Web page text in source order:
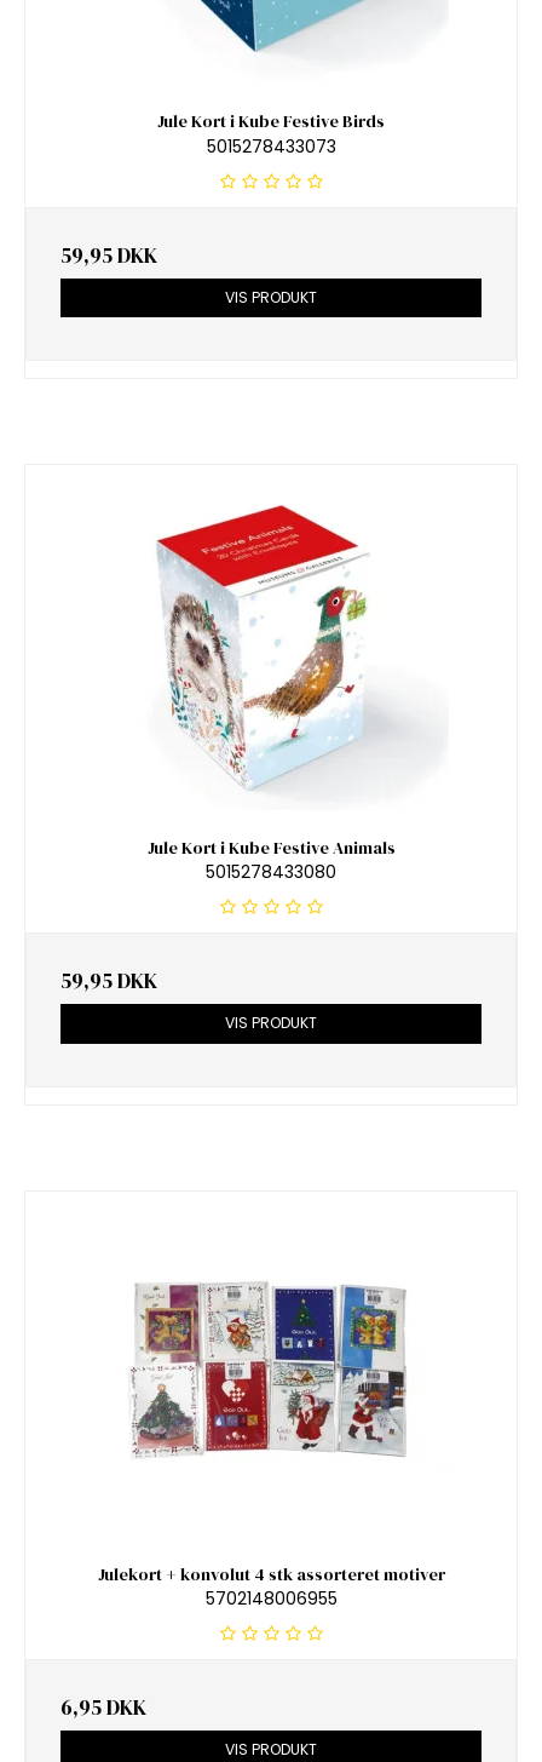
Jule Kort i Kube Festive Birds
5015278433073
59,95 DKK
VIS PRODUKT
Jule Kort i Kube Festive Animals
5015278433080
59,95 DKK
VIS PRODUKT
Julekort + konvolut 4 stk assorteret motiver
5702148006955
6,95 DKK
VIS PRODUKT